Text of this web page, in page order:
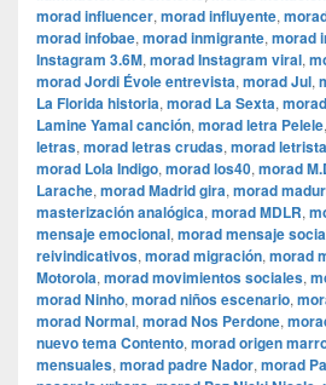
morad influencer, morad influyente,
morad infobae, morad inmigrante, morad
Instagram 3.6M, morad Instagram viral,
morad Jordi Évole entrevista, morad Jul,
La Florida historia, morad La Sexta,
Lamine Yamal canción, morad letra Pelele,
letras, morad letras crudas, morad letrista
morad Lola Indigo, morad los40, morad
Larache, morad Madrid gira, morad
masterización analógica, morad MDLR,
mensaje emocional, morad mensaje
reivindicativos, morad migración, morad
Motorola, morad movimientos sociales,
morad Ninho, morad niños escenario,
morad Normal, morad Nos Perdone,
nuevo tema Contento, morad origen
mensuales, morad padre Nador, morad